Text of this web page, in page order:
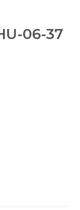
06-37